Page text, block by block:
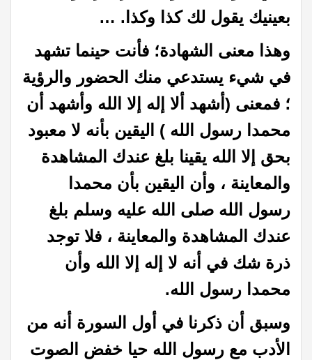
بعينيك يقول لك كذا وكذا. …
وهذا معنى الشهادة؛ فأنت حينما تشهد
في شيء يستدعي منك الحضور والرؤية
؛ فمعنى (أشهد ألا إله إلا الله وأشهد أن
محمدا رسول الله ) اليقين بأنه لا معبود
بحق إلا الله يقينا بلغ عندك المشاهدة
والمعاينة ، وأن اليقين بأن محمدا
رسول الله صلى الله عليه وسلم بلغ
عندك المشاهدة والمعاينة ، فلا توجد
ذرة شك في أنه لا إله إلا الله وأن
محمدا رسول الله.
وسبق أن ذكرنا في أول السورة أنه من
الأدب مع رسول الله حيا خفض الصوت